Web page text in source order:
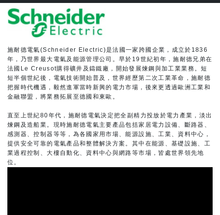
施耐德電氣(Schneider Electric)是法國一家跨國企業，成立於1836
年，乃世界最大電氣及能源管理公司。早於19世紀初年，施耐德兄弟在
法國Le Creusot購得礦井及鑄鐵廠，開始發展煉鋼與加工業業務。短
短半個世紀後，電氣技術開始普及，世界經歷第二次工業革命，施耐德
把握時代機遇，毅然進軍當時新興的電力市場，後來更透過歐洲工業和
金融聯盟，將業務拓展至德國和東歐。
直至上世紀80年代，施耐德電氣決定把全副精力投放於電力產業，淡出
煉鋼及造船業。現時施耐德電氣主要產品包括家居電力設備、斷路器、
感測器、控制器等等，為各國家用市場、能源設施、工業、資料中心，
提供安全可靠的電氣產品和整體解決方案。其中在能源、基礎設施、工
業過程控制、大樓自動化、資料中心與網路等市場，皆處世界領先地
位。